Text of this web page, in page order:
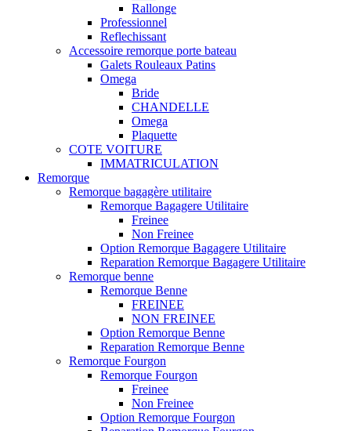
Rallonge
Professionnel
Reflechissant
Accessoire remorque porte bateau
Galets Rouleaux Patins
Omega
Bride
CHANDELLE
Omega
Plaquette
COTE VOITURE
IMMATRICULATION
Remorque
Remorque bagagère utilitaire
Remorque Bagagere Utilitaire
Freinee
Non Freinee
Option Remorque Bagagere Utilitaire
Reparation Remorque Bagagere Utilitaire
Remorque benne
Remorque Benne
FREINEE
NON FREINEE
Option Remorque Benne
Reparation Remorque Benne
Remorque Fourgon
Remorque Fourgon
Freinee
Non Freinee
Option Remorque Fourgon